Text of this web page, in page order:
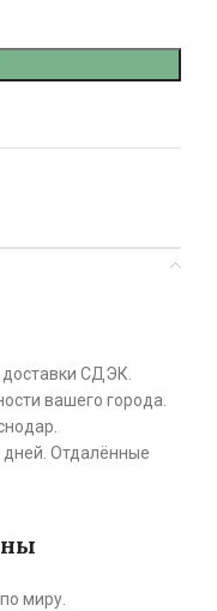
СДЭК.
вашего города.
Отдалённые
миру.